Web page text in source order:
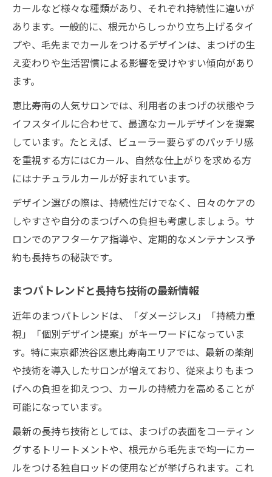
カールなど様々な種類があり、それぞれ持続性に違いが
あります。一般的に、根元からしっかり立ち上げるタイ
プや、毛先までカールをつけるデザインは、まつげの生
え変わりや生活習慣による影響を受けやすい傾向があり
ます。
恵比寿南の人気サロンでは、利用者のまつげの状態やラ
イフスタイルに合わせて、最適なカールデザインを提案
しています。たとえば、ビューラー要らずのパッチリ感
を重視する方にはCカール、自然な仕上がりを求める方
にはナチュラルカールが好まれています。
デザイン選びの際は、持続性だけでなく、日々のケアの
しやすさや自分のまつげへの負担も考慮しましょう。サ
ロンでのアフターケア指導や、定期的なメンテナンス予
約も長持ちの秘訣です。
まつパトレンドと長持ち技術の最新情報
近年のまつパトレンドは、「ダメージレス」「持続力重
視」「個別デザイン提案」がキーワードになっていま
す。特に東京都渋谷区恵比寿南エリアでは、最新の薬剤
や技術を導入したサロンが増えており、従来よりもまつ
げへの負担を抑えつつ、カールの持続力を高めることが
可能になっています。
最新の長持ち技術としては、まつげの表面をコーティン
グするトリートメントや、根元から毛先まで均一にカー
ルをつける独自ロッドの使用などが挙げられます。これ